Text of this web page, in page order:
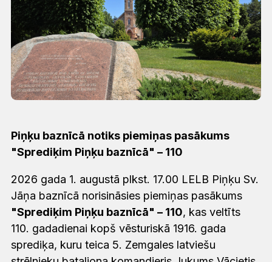
Piņķu baznīcā notiks piemiņas pasākums
"Sprediķim Piņķu baznīcā" – 110
2026 gada 1. augustā plkst. 17.00 LELB Piņķu Sv.
Jāņa baznīcā norisināsies piemiņas pasākums
"Sprediķim Piņķu baznīcā" – 110, kas veltīts
110. gadadienai kopš vēsturiskā 1916. gada
sprediķa, kuru teica 5. Zemgales latviešu